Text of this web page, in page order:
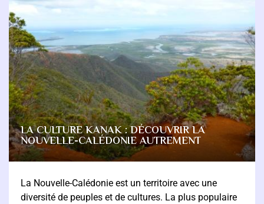
LA CULTURE KANAK : DÉCOUVRIR LA
NOUVELLE-CALÉDONIE AUTREMENT
La Nouvelle-Calédonie est un territoire avec une
diversité de peuples et de cultures. La plus populaire